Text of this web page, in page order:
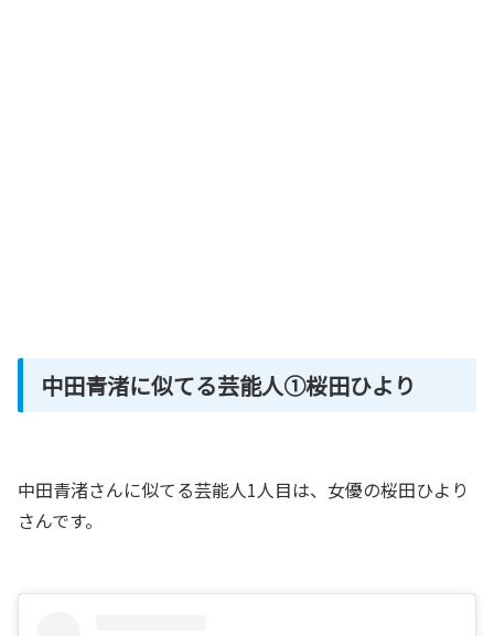
中田青渚に似てる芸能人①桜田ひより
中田青渚さんに似てる芸能人1人目は、女優の桜田ひより
さんです。